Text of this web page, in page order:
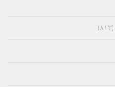
(۸۱۳)